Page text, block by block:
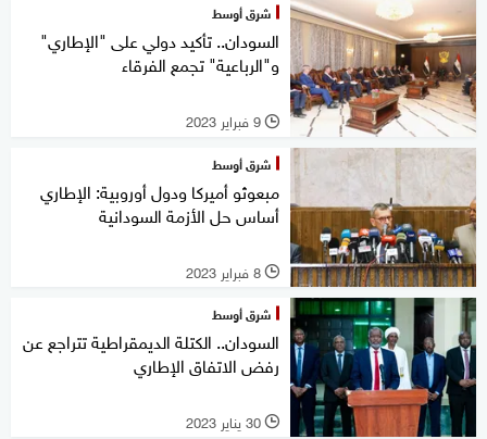
شرق أوسط
السودان.. تأكيد دولي على "الإطاري"
و"الرباعية" تجمع الفرقاء
l 9 فبراير 2023
شرق أوسط
مبعوثو أميركا ودول أوروبية: الإطاري
أساس حل الأزمة السودانية
l 8 فبراير 2023
شرق أوسط
السودان.. الكتلة الديمقراطية تتراجع عن
رفض الاتفاق الإطاري
l 30 يناير 2023